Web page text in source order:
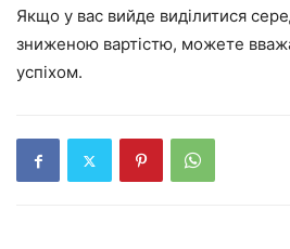
Якщо у вас вийде виділитися
зниженою вартістю, можете
успіхом.